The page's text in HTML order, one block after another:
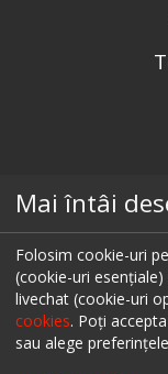
Mai întâi
Folosim cookie-uri
(cookie-uri
livechat (cookie-uri
cookies. Poți
sau alege